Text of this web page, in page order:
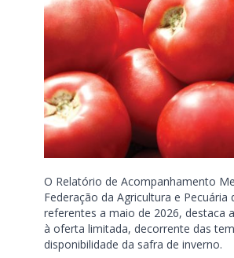
O Relatório de Acompanhamento
Federação da Agricultura e
referentes a maio de 2026, destaca
à oferta limitada, decorrente das
disponibilidade da safra de inverno.